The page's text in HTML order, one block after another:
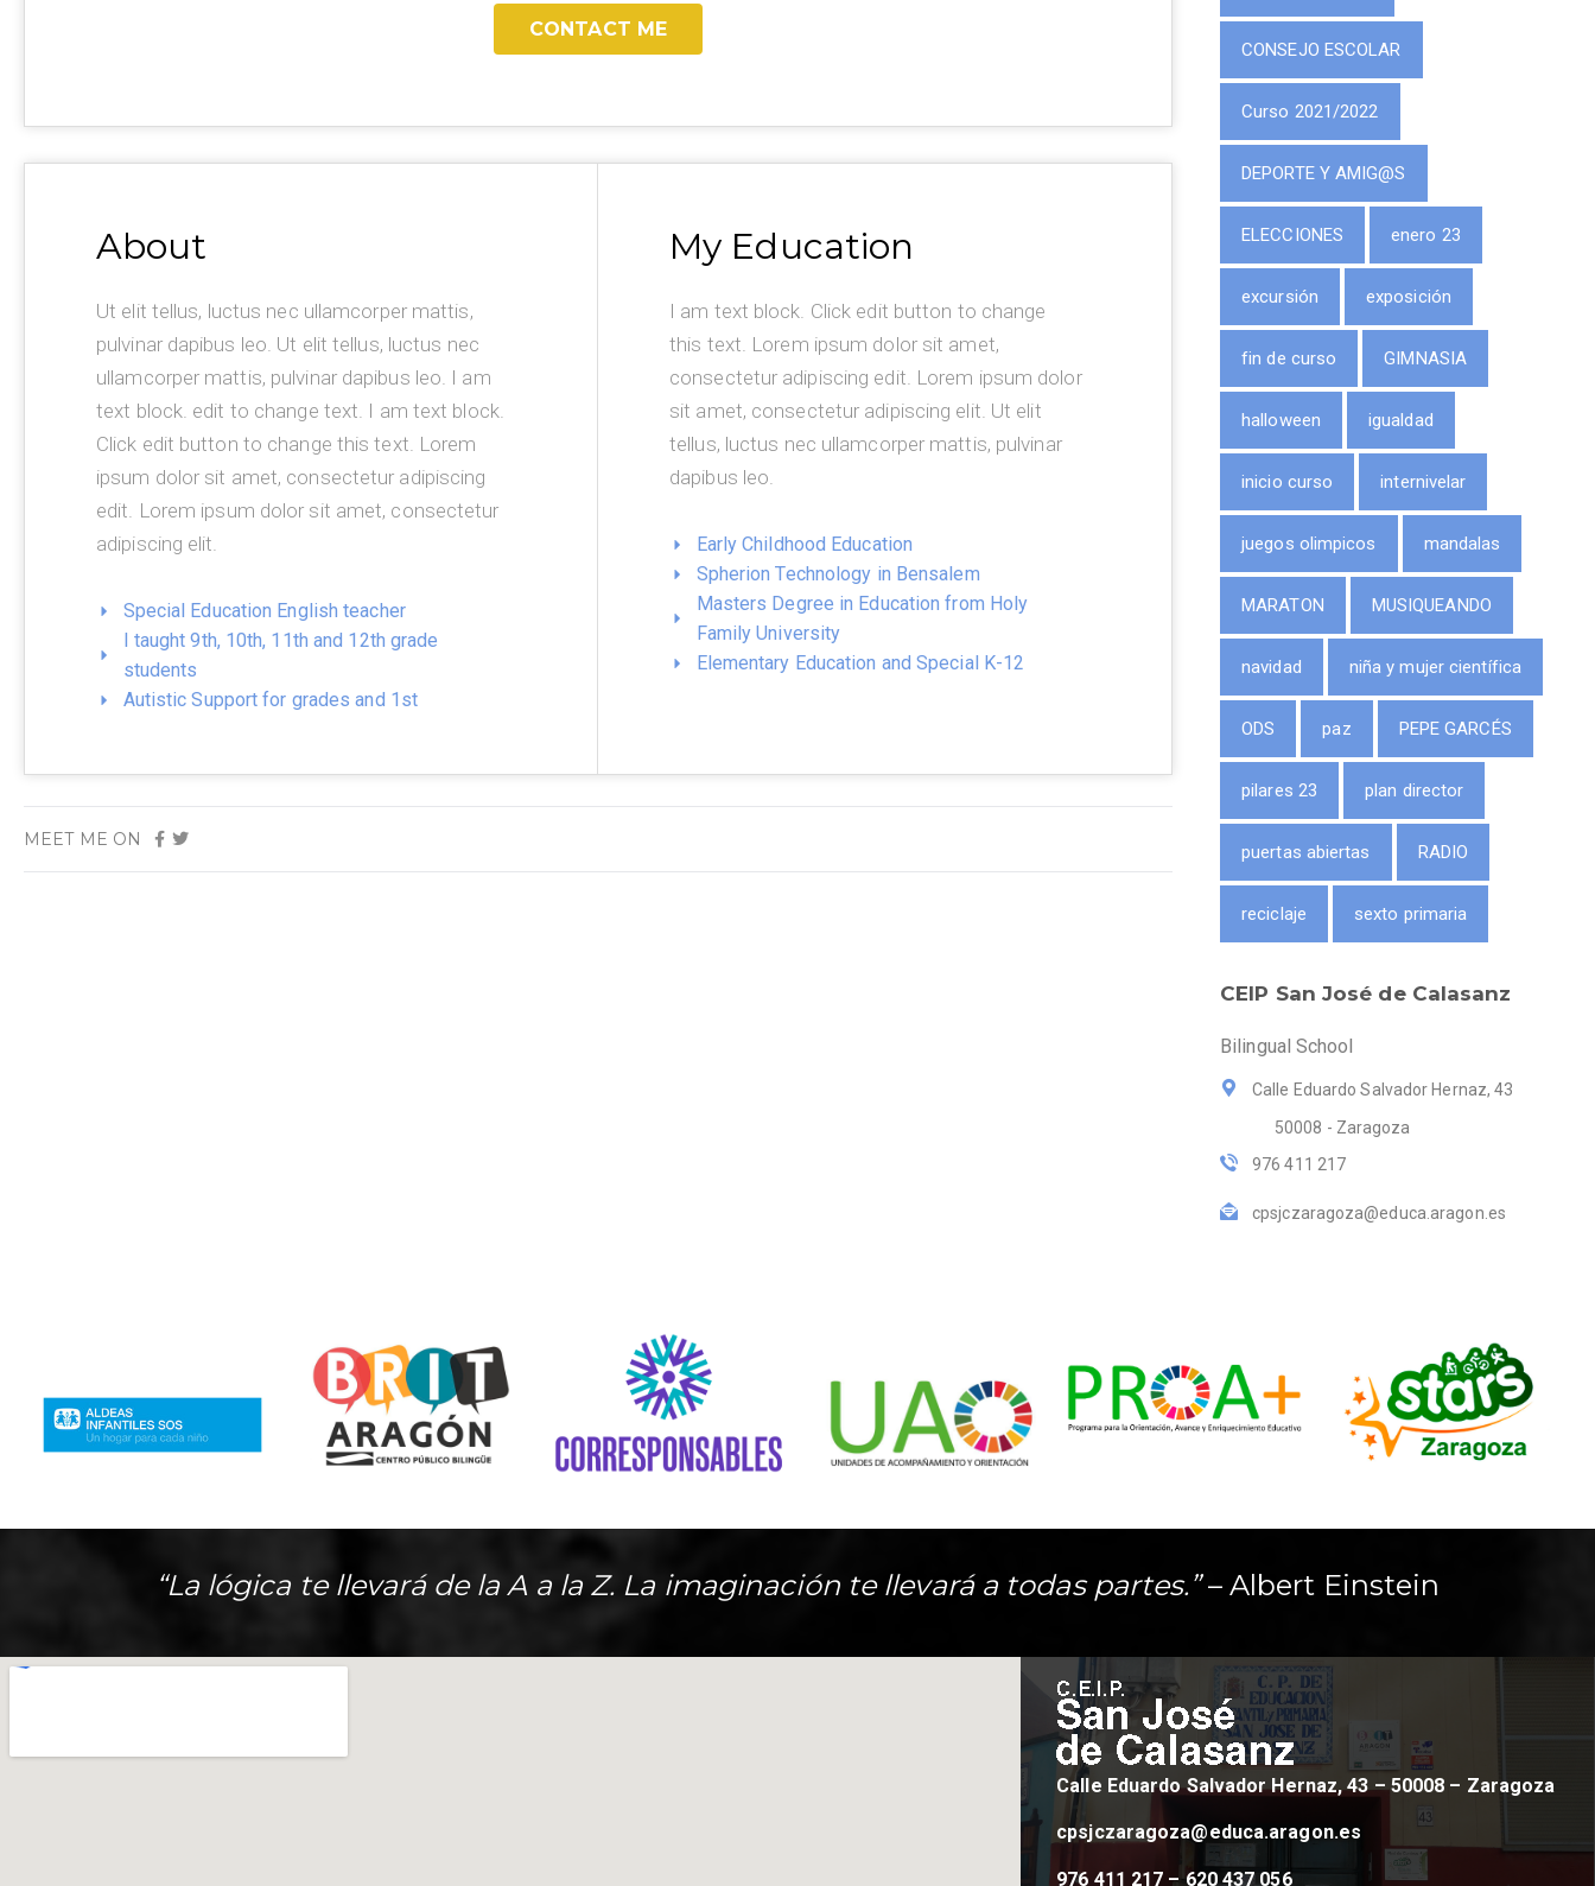
CONTACT ME
About
Ut elit tellus, luctus nec ullamcorper mattis,
pulvinar dapibus leo. Ut elit tellus, luctus nec
ullamcorper mattis, pulvinar dapibus leo. I am
text block. edit to change text. I am text block.
Click edit button to change this text. Lorem
ipsum dolor sit amet, consectetur adipiscing
edit. Lorem ipsum dolor sit amet, consectetur
adipiscing elit.
Special Education English teacher
I taught 9th, 10th, 11th and 12th grade
students
Autistic Support for grades and 1st
My Education
I am text block. Click edit button to change
this text. Lorem ipsum dolor sit amet,
consectetur adipiscing edit. Lorem ipsum dolor
sit amet, consectetur adipiscing elit. Ut elit
tellus, luctus nec ullamcorper mattis, pulvinar
dapibus leo.
Early Childhood Education
Spherion Technology in Bensalem
Masters Degree in Education from Holy
Family University
Elementary Education and Special K-12
MEET ME ON
CONSEJO ESCOLAR
Curso 2021/2022
DEPORTE Y AMIG@S
ELECCIONES enero 23
excursión exposición
fin de curso GIMNASIA
halloween igualdad
inicio curso internivelar
juegos olimpicos mandalas
MARATON MUSIQUEANDO
navidad niña y mujer científica
ODS paz PEPE GARCÉS
pilares 23 plan director
puertas abiertas RADIO
reciclaje sexto primaria
CEIP San José de Calasanz
Bilingual School
Calle Eduardo Salvador Hernaz, 43
50008 - Zaragoza
976 411 217
cpsjczaragoza@educa.aragon.es
“La lógica te llevará de la A a la Z. La imaginación te llevará a todas partes.”– Albert Einstein
Calle Eduardo Salvador Hernaz, 43 – 50008 – Zaragoza
cpsjczaragoza@educa.aragon.es
976 411 217 – 620 437 056